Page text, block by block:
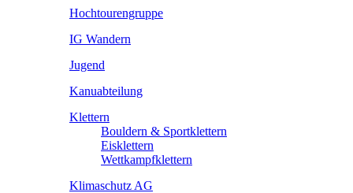
Hochtourengruppe
IG Wandern
Jugend
Kanuabteilung
Klettern
Bouldern & Sportklettern
Eisklettern
Wettkampfklettern
Klimaschutz AG